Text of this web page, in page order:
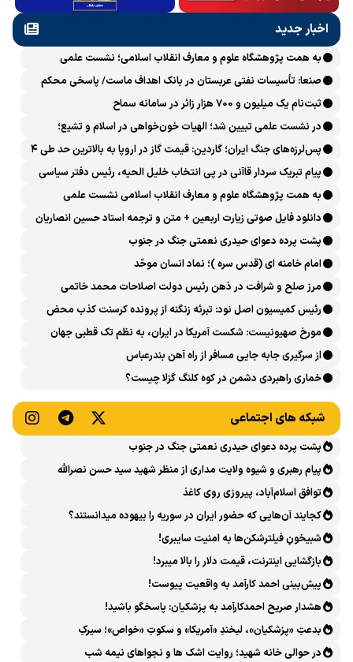
اخبار جدید
به همت پژوهشگاه علوم و معارف انقلاب اسلامی؛ نشست علمی
«اربعین حسینی در منظومه فکری رهبر شهید، امام خامنه‌ای» برگزار
می‌شود
صنعا: تأسیسات نفتی عربستان در بانک اهداف ماست/ پاسخی محکم
می‌دهیم
ثبت‌نام یک میلیون و 700 هزار زائر در سامانه سماح ‌
در نشست علمی تبیین شد؛ الهیات خون‌خواهی در اسلام و تشیع؛
انتقام، عدالت، بازدارندگی و مقابله با جریان سلطه
پس‌لرزه‌های جنگ ایران؛ گاردین: قیمت گاز در اروپا به بالاترین حد طی ۴
ماه اخیر رسید
پیام تبریک سردار قاآنی در پی انتخاب خلیل الحیه، رئیس دفتر سیاسی
حماس
به همت پژوهشگاه علوم و معارف انقلاب اسلامی نشست علمی
«بازخوانی الهیاتِ انتقام و خون‌خواهی در تاریخ اسلام و انقلاب اسلامی»
برگزار می‌شود
دانلود فایل صوتی زیارت اربعین + متن و ترجمه استاد حسین انصاریان
پشت پرده دعوای حیدری نعمتی جنگ در جنوب
امام خامنه ای (قدس سره )؛ نماد انسان موحّد
مرز صلح و شرافت در ذهن رئیس دولت اصلاحات محمد خاتمی
کجاست؟
رئیس کمیسیون اصل نود: تبرئه زنگنه از پرونده کرسنت کذب محض
است
مورخ صهیونیست: شکست آمریکا در ایران، به نظم تک قطبی جهان
پایان داد
از سرگیری جابه جایی مسافر از راه آهن بندرعباس
خماری راهبردی دشمن در کوه کلنگ گزلا چیست؟
شبکه های اجتماعی
پشت پرده دعوای حیدری نعمتی جنگ در جنوب
پیام رهبری و شیوه ولایت مداری از منظر شهید سید حسن نصرالله
توافق اسلام‌آباد، پیروزی روی کاغذ
کجایند آن‌هایی که حضور ایران در سوریه را بیهوده میدانستند؟
شبیخونِ فیلترشکن‌ها به امنیت سایبری!
بازگشایی اینترنت، قیمت دلار را بالا میبرد!
پیش‌بینی احمد کارآمد به واقعیت پیوست!
هشدار صریح احمدکارآمد به پزشکیان: پاسخگو باشید!
بدعتِ «پزشکیان»، لبخندِ «آمریکا» و سکوتِ «خواص»؛ سیرکِ
قانون‌گریزی در روز روشن!
در حوالی خانه شهید؛ روایت اشک ها و نجواهای نیمه شب